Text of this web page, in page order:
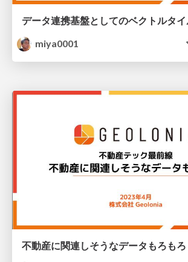
データ連携基盤としてのベクトルタ
miya0001
不動産に関連しそうなデータもろもろ